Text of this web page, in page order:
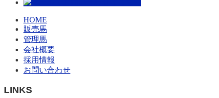
HOME
販売馬
管理馬
会社概要
採用情報
お問い合わせ
LINKS